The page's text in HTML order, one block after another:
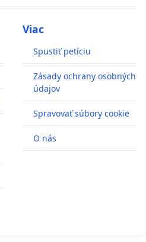
Viac
Spustiť petíciu
Zásady ochrany osobných
údajov
Spravovať súbory cookie
O nás